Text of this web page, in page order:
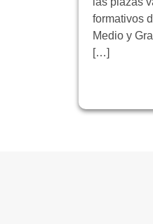
formativos
Medio y
[…]